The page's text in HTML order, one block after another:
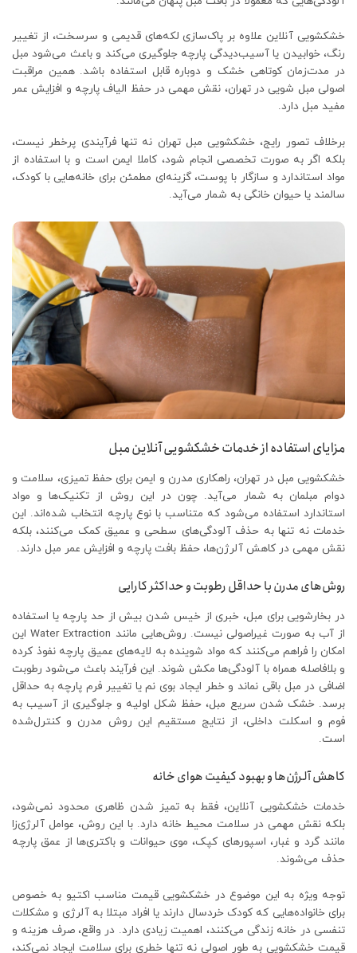
خشکشویی آنلاین علاوه بر پاک‌سازی لکه‌های قدیمی و سرسخت، از تغییر
رنگ، خوابیدن یا آسیب‌دیدگی پارچه جلوگیری می‌کند و باعث می‌شود مبل
در مدت‌زمان کوتاهی خشک و دوباره قابل استفاده باشد. همین مراقبت
اصولی مبل شویی در تهران، نقش مهمی در حفظ الیاف پارچه و افزایش عمر
مفید مبل دارد.
برخلاف تصور رایج، خشکشویی مبل تهران نه ‌تنها فرآیندی پرخطر نیست،
بلکه اگر به ‌صورت تخصصی انجام شود، کاملا ایمن است و با استفاده از
مواد استاندارد و سازگار با پوست، گزینه‌ای مطمئن برای خانه‌هایی با کودک،
سالمند یا حیوان خانگی به شمار می‌آید.
مزایای استفاده از خدمات خشکشویی آنلاین مبل
خشکشویی مبل در تهران، راهکاری مدرن و ایمن برای حفظ تمیزی، سلامت و
دوام مبلمان به شمار می‌آید. چون در این روش از تکنیک‌ها و مواد
استاندارد استفاده می‌شود که متناسب با نوع پارچه انتخاب شده‌اند. این
خدمات نه ‌تنها به حذف آلودگی‌های سطحی و عمیق کمک می‌کنند، بلکه
نقش مهمی در کاهش آلرژن‌ها، حفظ بافت پارچه و افزایش عمر مبل دارند.
روش‌های مدرن با حداقل رطوبت و حداکثر کارایی
در بخارشویی برای مبل، خبری از خیس شدن بیش از حد پارچه یا استفاده
از آب به‌ صورت غیراصولی نیست. روش‌هایی مانند Water Extraction این
امکان را فراهم می‌کنند که مواد شوینده به لایه‌های عمیق پارچه نفوذ کرده
و بلافاصله همراه با آلودگی‌ها مکش شوند. این فرآیند باعث می‌شود رطوبت
اضافی در مبل باقی نماند و خطر ایجاد بوی نم یا تغییر فرم پارچه به حداقل
برسد. خشک شدن سریع مبل، حفظ شکل اولیه و جلوگیری از آسیب به
فوم و اسکلت داخلی، از نتایج مستقیم این روش مدرن و کنترل‌شده
است.
کاهش آلرژن‌ها و بهبود کیفیت هوای خانه
خدمات خشکشویی آنلاین، فقط به تمیز شدن ظاهری محدود نمی‌شود،
بلکه نقش مهمی در سلامت محیط خانه دارد. با این روش، عوامل آلرژی‌زا
مانند گرد و غبار، اسپورهای کپک، موی حیوانات و باکتری‌ها از عمق پارچه
حذف می‌شوند.
توجه ویژه به این موضوع در خشکشویی قیمت مناسب اکتیو به‌ خصوص
برای خانواده‌هایی که کودک خردسال دارند یا افراد مبتلا به آلرژی و مشکلات
تنفسی در خانه زندگی می‌کنند، اهمیت زیادی دارد. در واقع، صرف هزینه و
قیمت خشکشویی به طور اصولی نه ‌تنها خطری برای سلامت ایجاد نمی‌کند،